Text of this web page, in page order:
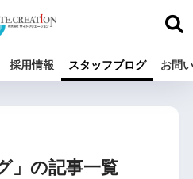
採用情報 スタッフブログ お問
」の記事一覧